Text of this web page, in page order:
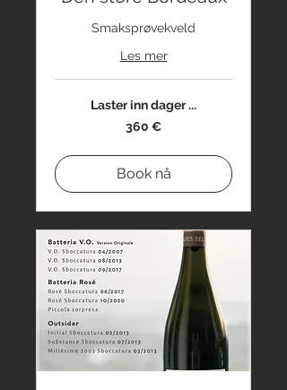
Smaksprøvekveld
Les mer
Laster inn dager ...
360 €
Book nå